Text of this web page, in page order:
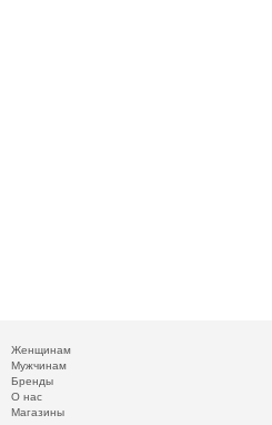
Женщинам
Мужчинам
Бренды
О нас
Магазины